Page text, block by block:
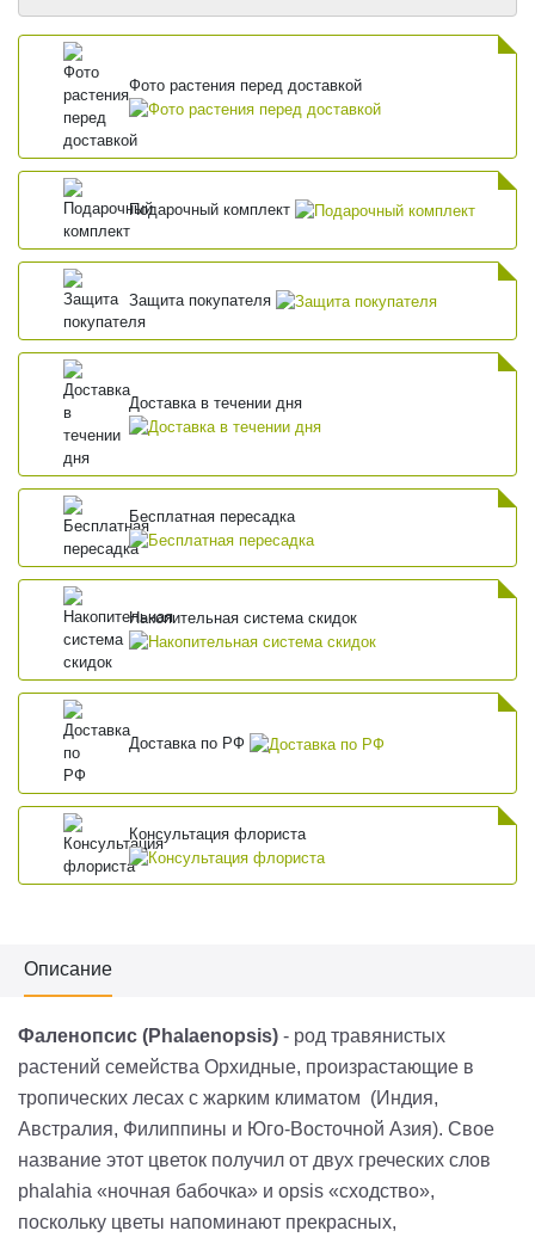
Фото растения перед доставкой
Подарочный комплект
Защита покупателя
Доставка в течении дня
Бесплатная пересадка
Накопительная система скидок
Доставка по РФ
Консультация флориста
Описание
Фаленопсис (Phalaenopsis) - род травянистых
растений семейства Орхидные, произрастающие в
тропических лесах с жарким климатом (Индия,
Австралия, Филиппины и Юго-Восточной Азия). Свое
название этот цветок получил от двух греческих слов
phalahia «ночная бабочка» и opsis «сходство»,
поскольку цветы напоминают прекрасных,